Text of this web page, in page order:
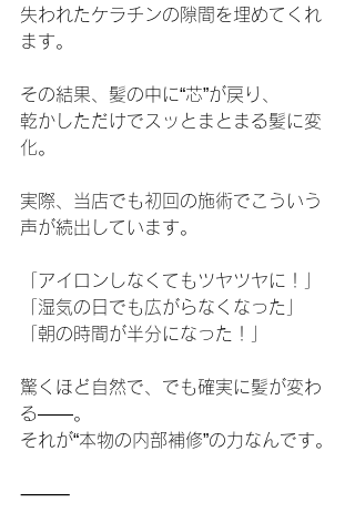
失われたケラチンの隙間を埋めてくれ
ます。
その結果、髪の中に“芯”が戻り、
乾かしただけでスッとまとまる髪に変
化。
実際、当店でも初回の施術でこういう
声が続出しています。
「アイロンしなくてもツヤツヤに！」
「湿気の日でも広がらなくなった」
「朝の時間が半分になった！」
驚くほど自然で、でも確実に髪が変わ
る——。
それが“本物の内部補修”の力なんです。
⸻